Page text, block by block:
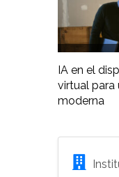
IA en el
virtual para
moderna